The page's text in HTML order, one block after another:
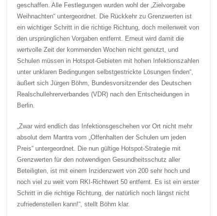
geschaffen. Alle Festlegungen wurden wohl der „Zielvorgabe
Weihnachten“ untergeordnet. Die Rückkehr zu Grenzwerten ist
ein wichtiger Schritt in die richtige Richtung, doch meilenweit von
den ursprünglichen Vorgaben entfernt. Erneut wird damit die
wertvolle Zeit der kommenden Wochen nicht genutzt, und
Schulen müssen in Hotspot-Gebieten mit hohen Infektionszahlen
unter unklaren Bedingungen selbstgestrickte Lösungen finden“,
äußert sich Jürgen Böhm, Bundesvorsitzender des Deutschen
Realschullehrerverbandes (VDR) nach den Entscheidungen in
Berlin.
„Zwar wird endlich das Infektionsgeschehen vor Ort nicht mehr
absolut dem Mantra vom „Offenhalten der Schulen um jeden
Preis“ untergeordnet. Die nun gültige Hotspot-Strategie mit
Grenzwerten für den notwendigen Gesundheitsschutz aller
Beteiligten, ist mit einem Inzidenzwert von 200 sehr hoch und
noch viel zu weit vom RKI-Richtwert 50 entfernt. Es ist ein erster
Schritt in die richtige Richtung, der natürlich noch längst nicht
zufriedenstellen kann!“, stellt Böhm klar.